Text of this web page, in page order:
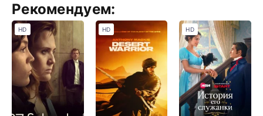
Рекомендуем:
HD HD HD